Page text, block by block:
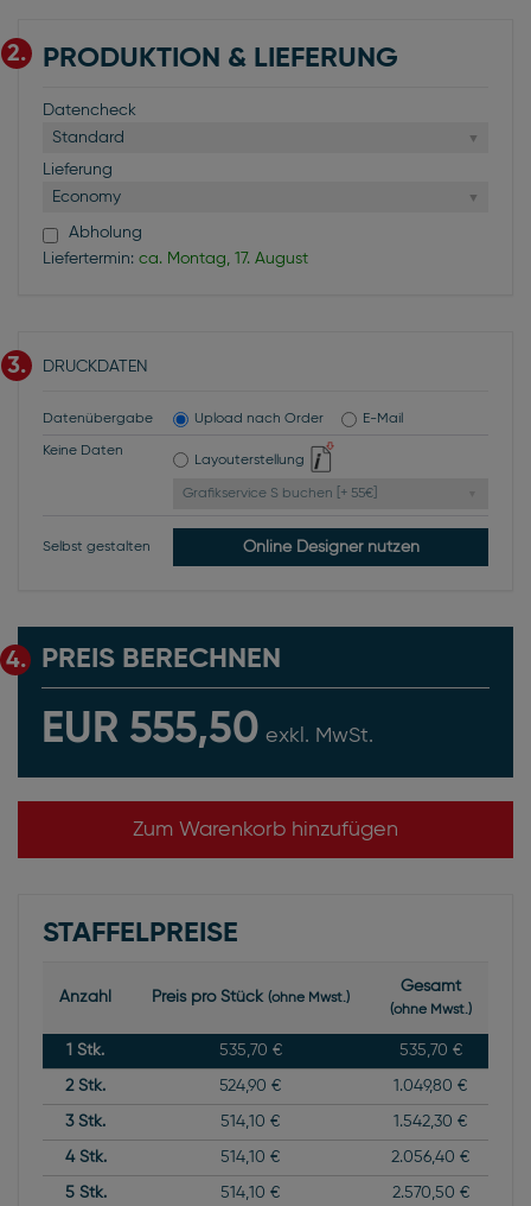
2. PRODUKTION & LIEFERUNG
Datencheck
Standard
Lieferung
Economy
Abholung
Liefertermin: ca. Montag, 17. August
3. DRUCKDATEN
Datenübergabe Upload nach Order E-Mail
Keine Daten
Layouterstellung
Grafikservice S buchen [+ 55€]
Selbst gestalten Online Designer nutzen
4. PREIS BERECHNEN
EUR 555,50 exkl. MwSt.
Zum Warenkorb hinzufügen
STAFFELPREISE
Anzahl Preis pro Stück (ohne Mwst.)
Gesamt
(ohne Mwst.)
1 Stk. 535,70 € 535,70 €
2Stk. 524,90 € 1.049,80 €
3Stk. 514,10 € 1.542,30 €
4Stk. 514,10 € 2.056,40 €
5Stk. 514,10 € 2.570,50 €